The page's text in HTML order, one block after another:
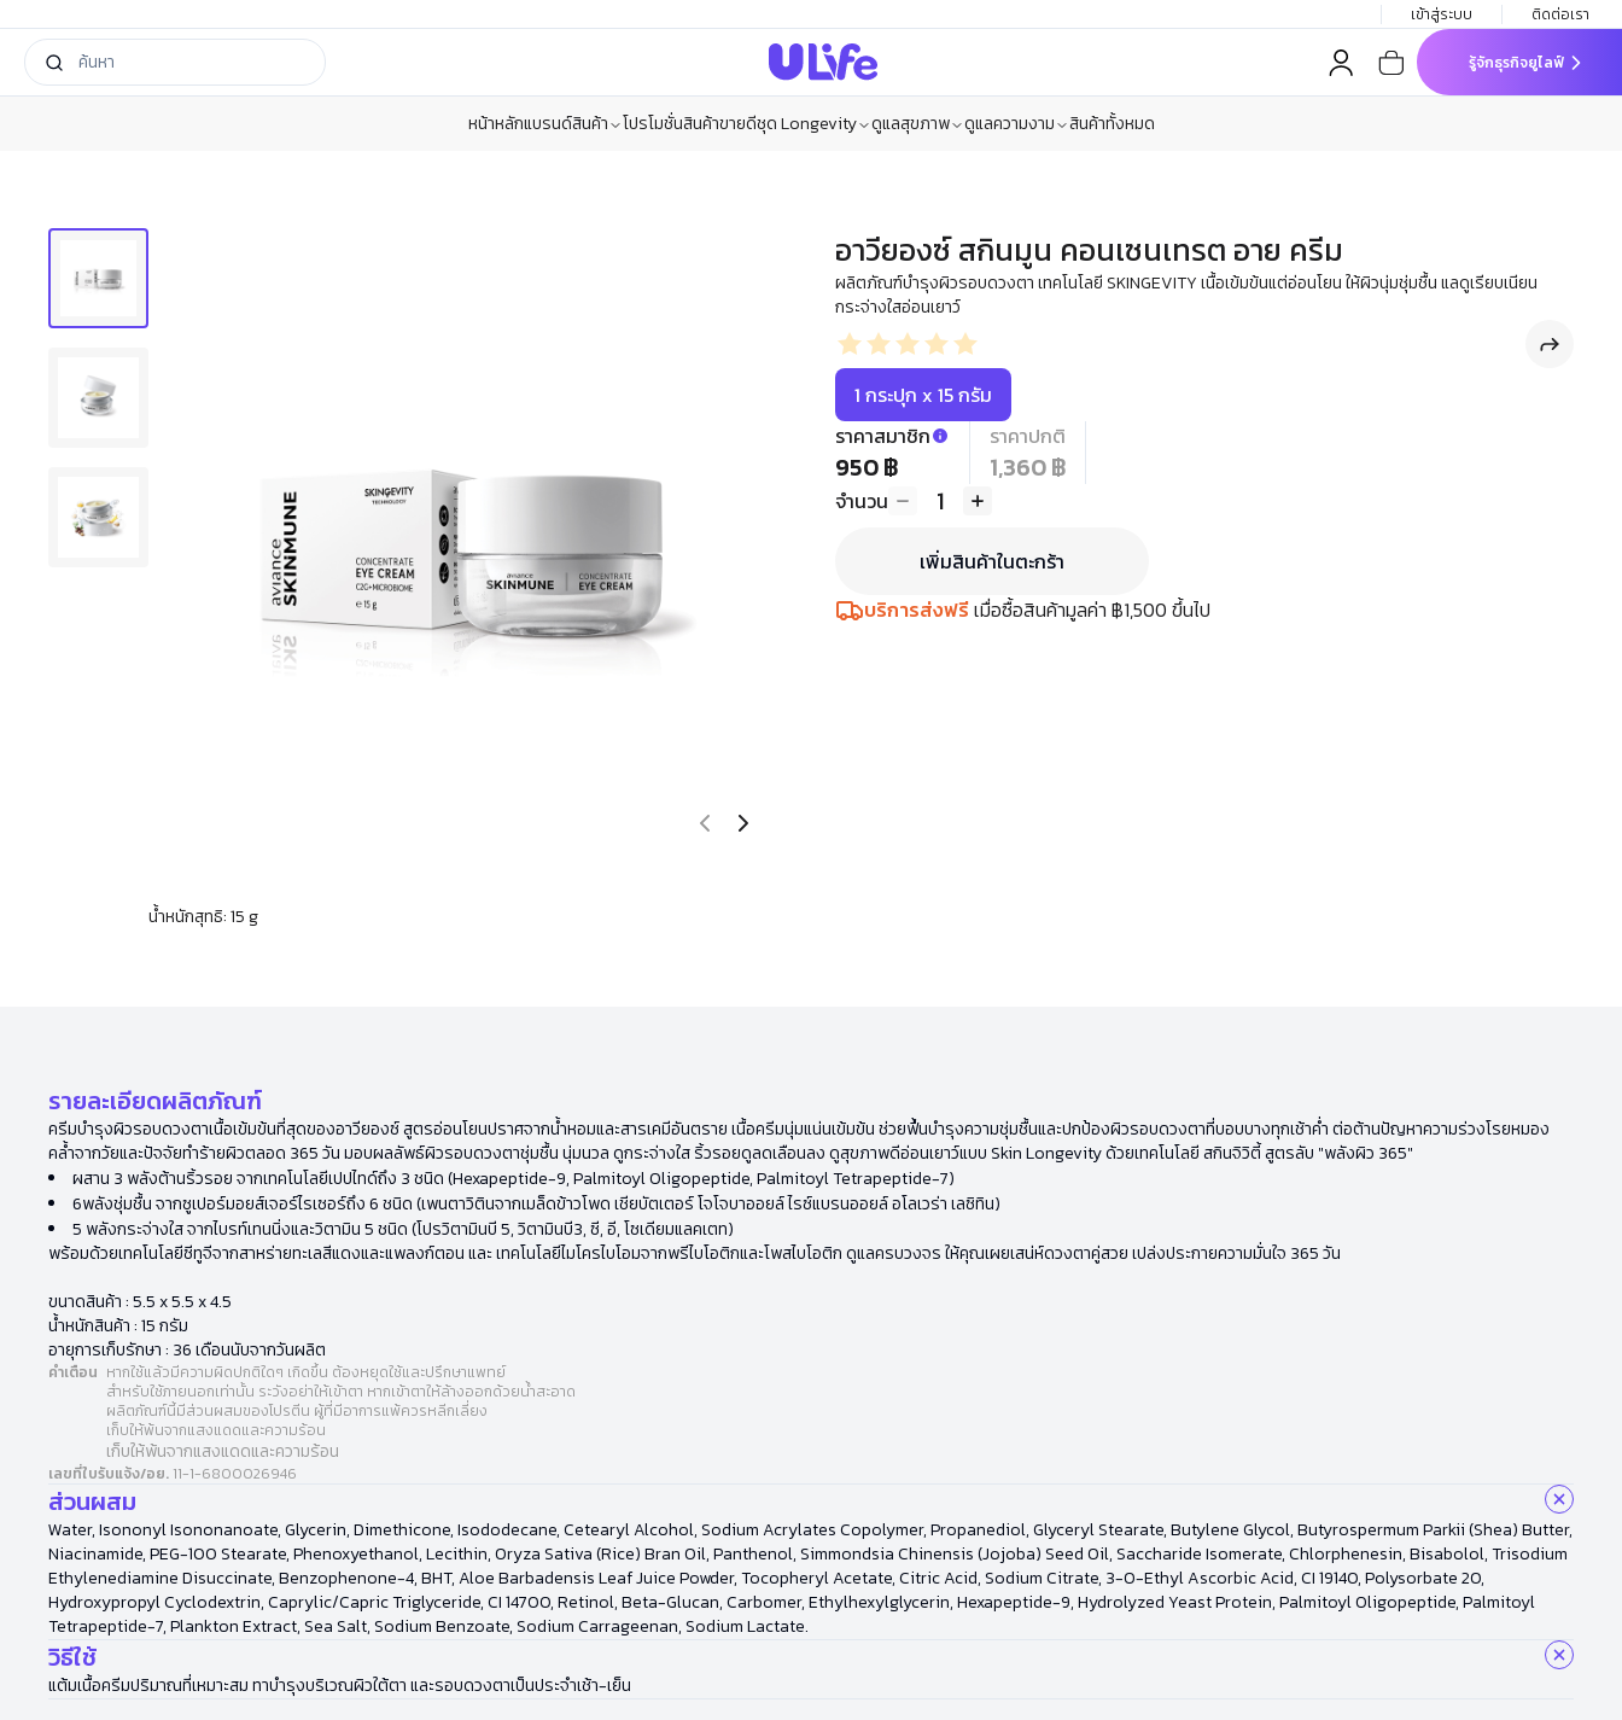
เข้าสู่ระบบ ติดต่อเรา
รู้จักธุรกิจยูไลฟ์
หน้าหลักแบรนด์สินค้า โปรโมชั่นสินค้าขายดีชุด Longevity ดูแลสุขภาพ ดูแลความงาม สินค้าทั้งหมด
น้ำหนักสุทธิ: 15 g
อาวียองซ์ สกินมูน คอนเซนเทรต อาย ครีม
ผลิตภัณฑ์บำรุงผิวรอบดวงตา เทคโนโลยี SKINGEVITY เนื้อเข้มข้นแต่อ่อนโยน ให้ผิวนุ่มชุ่มชื้น แลดูเรียบเนียน
กระจ่างใสอ่อนเยาว์
1 กระปุก x 15 กรัม
ราคาสมาชิก
950 ฿
ราคาปกติ
1,360 ฿
จำนวน 1
เพิ่มสินค้าในตะกร้า
บริการส่งฟรีเมื่อซื้อสินค้ามูลค่า ฿1,500 ขึ้นไป
รายละเอียดผลิตภัณฑ์
ครีมบำรุงผิวรอบดวงตาเนื้อเข้มข้นที่สุดของอาวียองซ์ สูตรอ่อนโยนปราศจากน้ำหอมและสารเคมีอันตราย เนื้อครีมนุ่มแน่นเข้มข้น ช่วยฟื้นบำรุงความชุ่มชื้นและปกป้องผิวรอบดวงตาที่บอบบางทุกเช้าค่ำ ต่อต้านปัญหาความร่วงโรยหมอง
คล้ำจากวัยและปัจจัยทำร้ายผิวตลอด 365 วัน มอบผลลัพธ์ผิวรอบดวงตาชุ่มชื้น นุ่มนวล ดูกระจ่างใส ริ้วรอยดูลดเลือนลง ดูสุขภาพดีอ่อนเยาว์แบบ Skin Longevity ด้วยเทคโนโลยี สกินจิวิตี้ สูตรลับ "พลังผิว 365"
ผสาน 3 พลังต้านริ้วรอย จากเทคโนโลยีเปปไทด์ถึง 3 ชนิด (Hexapeptide-9, Palmitoyl Oligopeptide, Palmitoyl Tetrapeptide-7)
6พลังชุ่มชื้น จากซูเปอร์มอยส์เจอร์ไรเซอร์ถึง 6 ชนิด (เพนตาวิตินจากเมล็ดข้าวโพด เชียบัตเตอร์ โจโจบาออยล์ ไรซ์แบรนออยล์ อโลเวร่า เลซิทิน)
5 พลังกระจ่างใส จากไบรท์เทนนิ่งและวิตามิน 5 ชนิด (โปรวิตามินบี 5, วิตามินบี3, ซี, อี, โซเดียมแลคเตท)
พร้อมด้วยเทคโนโลยีซีทูจีจากสาหร่ายทะเลสีแดงและแพลงก์ตอน และ เทคโนโลยีไมโครไบโอมจากพรีไบโอติกและโพสไบโอติก ดูแลครบวงจร ให้คุณเผยเสน่ห์ดวงตาคู่สวย เปล่งประกายความมั่นใจ 365 วัน
ขนาดสินค้า : 5.5 x 5.5 x 4.5
น้ำหนักสินค้า : 15 กรัม
อายุการเก็บรักษา : 36 เดือนนับจากวันผลิต
คำเตือน หากใช้แล้วมีความผิดปกติใดๆ เกิดขึ้น ต้องหยุดใช้และปรึกษาแพทย์
สำหรับใช้ภายนอกเท่านั้น ระวังอย่าให้เข้าตา หากเข้าตาให้ล้างออกด้วยน้ำสะอาด
ผลิตภัณฑ์นี้มีส่วนผสมของโปรตีน ผู้ที่มีอาการแพ้ควรหลีกเลี่ยง
เก็บให้พ้นจากแสงแดดและความร้อน
เก็บให้พ้นจากแสงแดดและความร้อน
เลขที่ใบรับแจ้ง/อย. 11-1-6800026946
ส่วนผสม
Water, Isononyl Isononanoate, Glycerin, Dimethicone, Isododecane, Cetearyl Alcohol, Sodium Acrylates Copolymer, Propanediol, Glyceryl Stearate, Butylene Glycol, Butyrospermum Parkii (Shea) Butter,
Niacinamide, PEG-100 Stearate, Phenoxyethanol, Lecithin, Oryza Sativa (Rice) Bran Oil, Panthenol, Simmondsia Chinensis (Jojoba) Seed Oil, Saccharide Isomerate, Chlorphenesin, Bisabolol, Trisodium
Ethylenediamine Disuccinate, Benzophenone-4, BHT, Aloe Barbadensis Leaf Juice Powder, Tocopheryl Acetate, Citric Acid, Sodium Citrate, 3-O-Ethyl Ascorbic Acid, CI 19140, Polysorbate 20,
Hydroxypropyl Cyclodextrin, Caprylic/Capric Triglyceride, CI 14700, Retinol, Beta-Glucan, Carbomer, Ethylhexylglycerin, Hexapeptide-9, Hydrolyzed Yeast Protein, Palmitoyl Oligopeptide, Palmitoyl
Tetrapeptide-7, Plankton Extract, Sea Salt, Sodium Benzoate, Sodium Carrageenan, Sodium Lactate.
วิธีใช้
แต้มเนื้อครีมปริมาณที่เหมาะสม ทาบำรุงบริเวณผิวใต้ตา และรอบดวงตาเป็นประจำเช้า-เย็น